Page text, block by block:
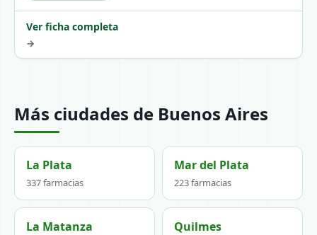
Ver ficha completa
→
Más ciudades de Buenos Aires
La Plata
337 farmacias
Mar del Plata
223 farmacias
La Matanza Quilmes